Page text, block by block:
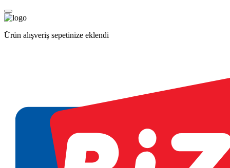
Ürün alışveriş sepetinize eklendi